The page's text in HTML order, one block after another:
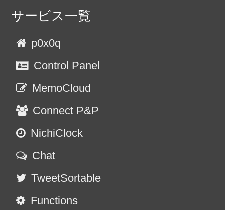
サービス一覧
p0x0q
Control Panel
MemoCloud
Connect P&P
NichiClock
Chat
TweetSortable
Functions